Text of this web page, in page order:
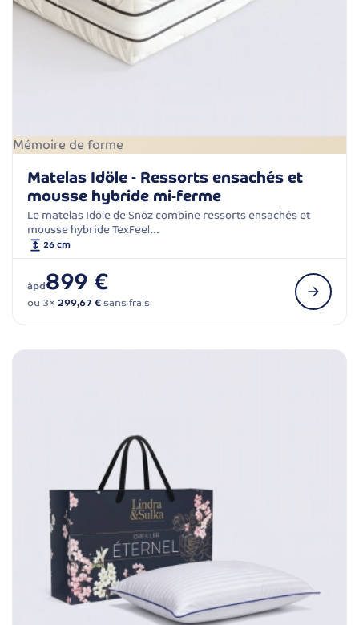
Mémoire de forme
Matelas Idöle - Ressorts ensachés et
mousse hybride mi-ferme
Le matelas Idöle de Snöz combine ressorts ensachés et
mousse hybride TexFeel…
26 cm
àpd899 €
ou 3× 299,67 €sans frais